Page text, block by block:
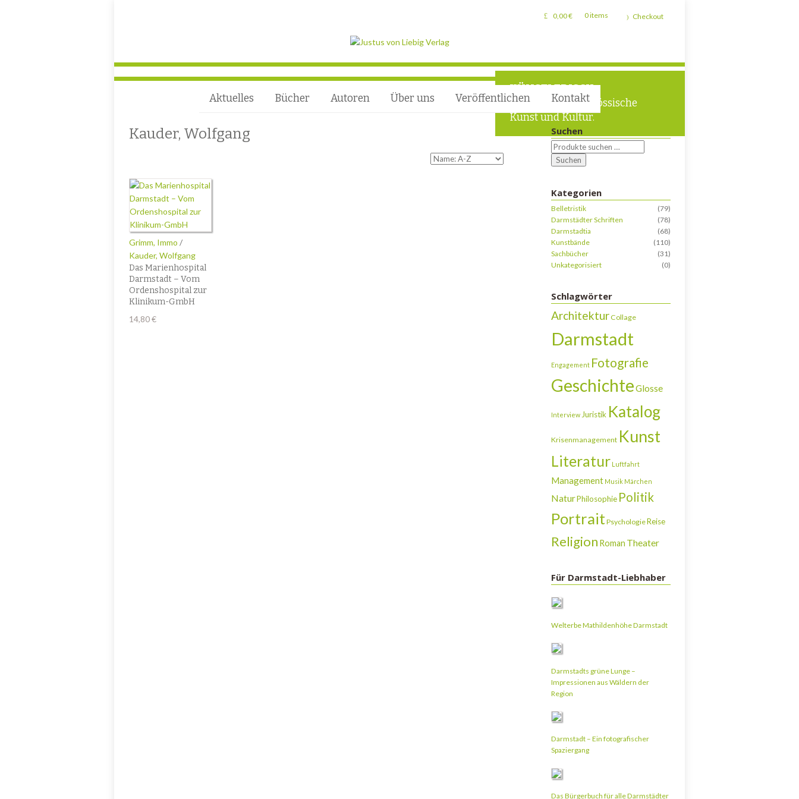
0,00€ 0 items Checkout
KÜNSTLERISCH
Forum für zeitgenössische
Kunst und Kultur.
Aktuelles Bücher Autoren Über uns Veröffentlichen Kontakt
Kauder, Wolfgang
Grimm, Immo /
Kauder, Wolfgang
Das Marienhospital
Darmstadt – Vom
Ordenshospital zur
Klinikum-GmbH
14,80€
Suchen
Suchen
Kategorien
Belletristik
(79)
Darmstädter Schriften
(78)
Darmstadtia
(68)
Kunstbände
(110)
Sachbücher
(31)
Unkategorisiert
(0)
Schlagwörter
ArchitekturCollage
Darmstadt
Engagement Fotografie
GeschichteGlosse
Interview Juristik Katalog
Krisenmanagement Kunst
Literatur Luftfahrt
Management Musik Märchen
NaturPhilosophie Politik
Portrait PsychologieReise
Religion Roman Theater
Für Darmstadt-Liebhaber
Welterbe Mathildenhöhe Darmstadt
Darmstadts grüne Lunge –
Impressionen aus Wäldern der
Region
Darmstadt – Ein fotografischer
Spaziergang
Das Bürgerbuch für alle Darmstädter